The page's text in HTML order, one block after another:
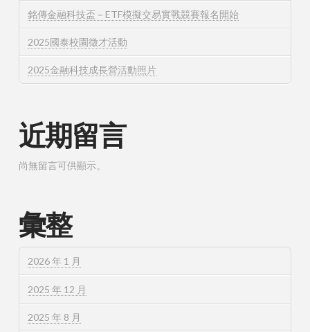
銘傳金融科技盃－ETF模擬交易實戰競賽報名開始
2025國泰校園徵才活動
2025金融科技成長營活動照片
近期留言
尚無留言可供顯示。
彙整
2026 年 1 月
2025 年 12 月
2025 年 8 月